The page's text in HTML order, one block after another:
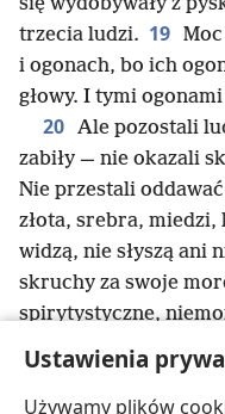
Ustawienia
Używamy plików
trzecia ludzi. 19
i ogonach, bo ich
głowy. I tymi
20 Ale pozostali
zabiły — nie okazali
Nie przestali
złota, srebra,
widzą, nie słyszą ani
skruchy za swoje
spirytystyczne,
oraz kradzieże.